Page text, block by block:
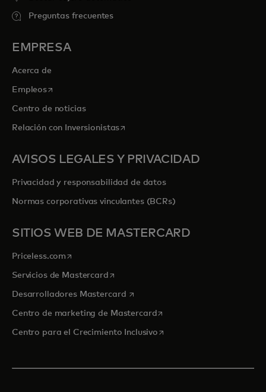
Preguntas frecuentes
EMPRESA
Acerca de
Empleosse abre en una pestaña nueva
Centro de noticias
Relación con Inversionistasse abre en una pestaña nueva
AVISOS LEGALES Y PRIVACIDAD
Privacidad y responsabilidad de datos
Normas corporativas vinculantes (BCRs)
SITIOS WEB DE MASTERCARD
Priceless.com se abre en una pestaña nueva
Servicios de Mastercardse abre en una pestaña nueva
Desarrolladores Mastercard se abre en una pestaña nueva
Centro de marketing de Mastercardse abre en una pestaña
Centro para el Crecimiento Inclusivose abre en una pestaña